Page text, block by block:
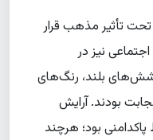
تأثیر مذهب قرار
نیز در
بلند، رنگ‌های
بودند. آرایش
بود؛ هرچند